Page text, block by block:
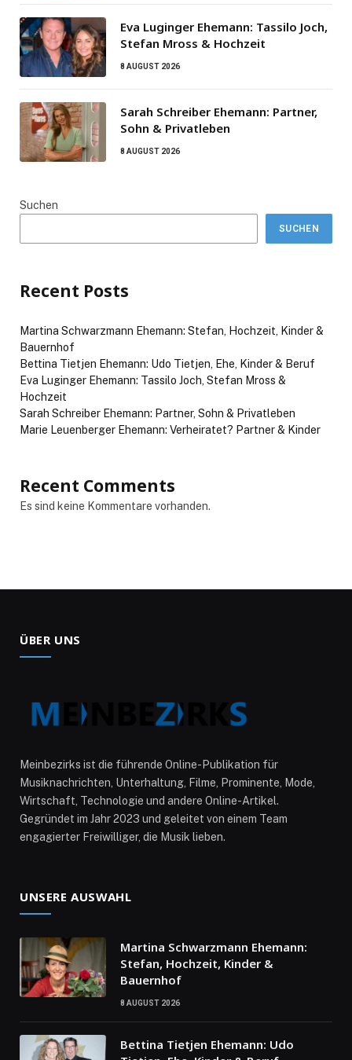
Eva Luginger Ehemann: Tassilo Joch,
Stefan Mross & Hochzeit
8 AUGUST 2026
Sarah Schreiber Ehemann: Partner,
Sohn & Privatleben
8 AUGUST 2026
Suchen
SUCHEN
Recent Posts
Martina Schwarzmann Ehemann: Stefan, Hochzeit, Kinder &
Bauernhof
Bettina Tietjen Ehemann: Udo Tietjen, Ehe, Kinder & Beruf
Eva Luginger Ehemann: Tassilo Joch, Stefan Mross &
Hochzeit
Sarah Schreiber Ehemann: Partner, Sohn & Privatleben
Marie Leuenberger Ehemann: Verheiratet? Partner & Kinder
Recent Comments
Es sind keine Kommentare vorhanden.
ÜBER UNS
Meinbezirks ist die führende Online-Publikation für
Musiknachrichten, Unterhaltung, Filme, Prominente, Mode,
Wirtschaft, Technologie und andere Online-Artikel.
Gegründet im Jahr 2023 und geleitet von einem Team
engagierter Freiwilliger, die Musik lieben.
UNSERE AUSWAHL
Martina Schwarzmann Ehemann:
Stefan, Hochzeit, Kinder &
Bauernhof
8 AUGUST 2026
Bettina Tietjen Ehemann: Udo